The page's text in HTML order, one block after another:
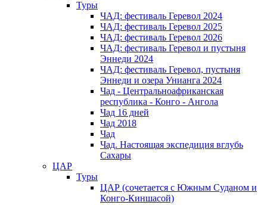
Туры
ЧАД: фестиваль Геревол 2024
ЧАД: фестиваль Геревол 2025
ЧАД: фестиваль Геревол 2026
ЧАД: фестиваль Геревол и пустыня
Эннеди 2024
ЧАД: фестиваль Геревол, пустыня
Эннеди и озера Унианга 2024
Чад - Центральноафриканская
республика - Конго - Ангола
Чад 16 дней
Чад 2018
Чад
Чад. Настоящая экспедиция вглубь
Сахары
ЦАР
Туры
ЦАР (сочетается с Южным Суданом и
Конго-Киншасой)